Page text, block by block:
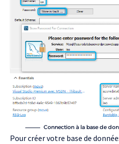
Connection à la base de
Pour créer votre base de